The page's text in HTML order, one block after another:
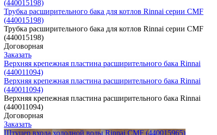
(440015198)
Трубка расширительного бака для котлов Rinnai серии CMF
(440015198)
Трубка расширительного бака для котлов Rinnai серии CMF
(440015198)
Договорная
Заказать
Верхняя крепежная пластина расширительного бака Rinnai
(440011094)
Верхняя крепежная пластина расширительного бака Rinnai
(440011094)
Верхняя крепежная пластина расширительного бака Rinnai
(440011094)
Договорная
Заказать
Штуцер входа холодной воды Rinnai CMF (440015965)